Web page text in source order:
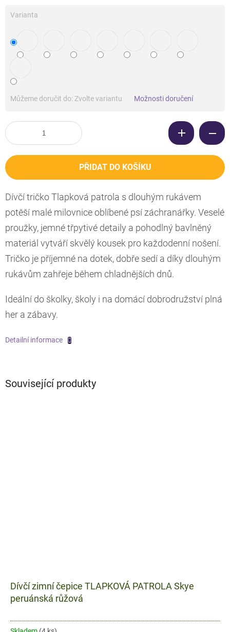
Varianta
Můžeme doručit do: Zvolte variantu Možnosti doručení
PŘIDAT DO KOŠÍKU
Dívčí tričko Tlapková patrola s dlouhým rukávem
potěší malé milovnice oblíbené psí záchranářky. Veselé
proužky, jemné třpytivé detaily a pohodlný bavlněný
materiál vytváří skvělý kousek pro každodenní nošení.
Tričko je příjemné na dotek, dobře sedí a díky dlouhým
rukávům zahřeje během chladnějších dnů.
Ideální do školky, školy i na domácí dobrodružství plná
her a zábavy.
Detailní informace
Související produkty
Dívčí zimní čepice TLAPKOVÁ PATROLA Skye
peruánská růžová